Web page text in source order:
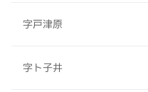
字戸津原
字ト子井